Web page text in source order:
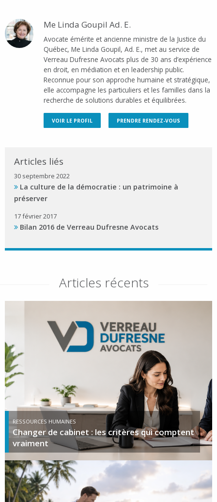
Me Linda Goupil Ad. E.
Avocate émérite et ancienne ministre de la Justice du
Québec, Me Linda Goupil, Ad. E., met au service de
Verreau Dufresne Avocats plus de 30 ans d’expérience
en droit, en médiation et en leadership public.
Reconnue pour son approche humaine et stratégique,
elle accompagne les particuliers et les familles dans la
recherche de solutions durables et équilibrées.
VOIR LE PROFIL PRENDRE RENDEZ-VOUS
Articles liés
30 septembre 2022
La culture de la démocratie : un patrimoine à
préserver
17 février 2017
Bilan 2016 de Verreau Dufresne Avocats
Articles récents
RESSOURCES HUMAINES
Changer de cabinet : les critères qui comptent
vraiment